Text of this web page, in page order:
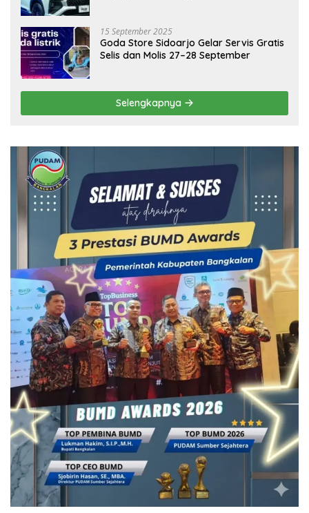
15 September 2025
Goda Store Sidoarjo Gelar Servis Gratis
Selis dan Molis 27–28 September
Selengkapnya